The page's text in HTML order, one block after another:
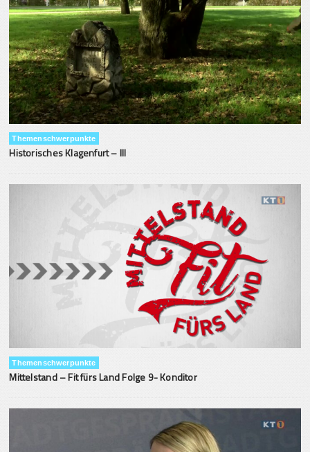
Themenschwerpunkte
Historisches Klagenfurt – III
Themenschwerpunkte
Mittelstand – Fit fürs Land Folge 9- Konditor